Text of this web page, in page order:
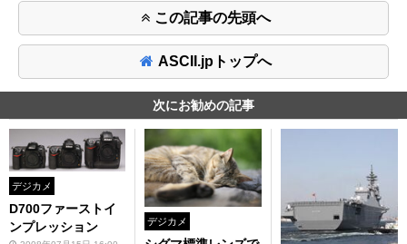
この記事の先頭へ
ASCII.jpトップへ
次にお勧めの記事
デジカメ
D700ファーストイ
ンプレッション
デジカメ